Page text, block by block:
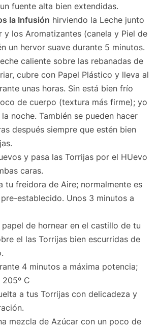
fuente alta bien extendidas.
la Infusión hirviendo la Leche junto
y los Aromatizantes (canela y Piel de
un hervor suave durante 5 minutos.
caliente sobre las rebanadas de
cubre con Papel Plástico y lleva al
unas horas. Sin está bien frío
de cuerpo (textura más firme); yo
noche. También se pueden hacer
después siempre que estén bien
y pasa las Torrijas por el HUevo
caras.
tu freidora de Aire; normalmente es
establecido. Unos 3 minutos a
de hornear en el castillo de tu
el las Torrijas bien escurridas de
4 minutos a máxima potencia;
C
a tus Torrijas con delicadeza y
mezcla de Azúcar con un poco de